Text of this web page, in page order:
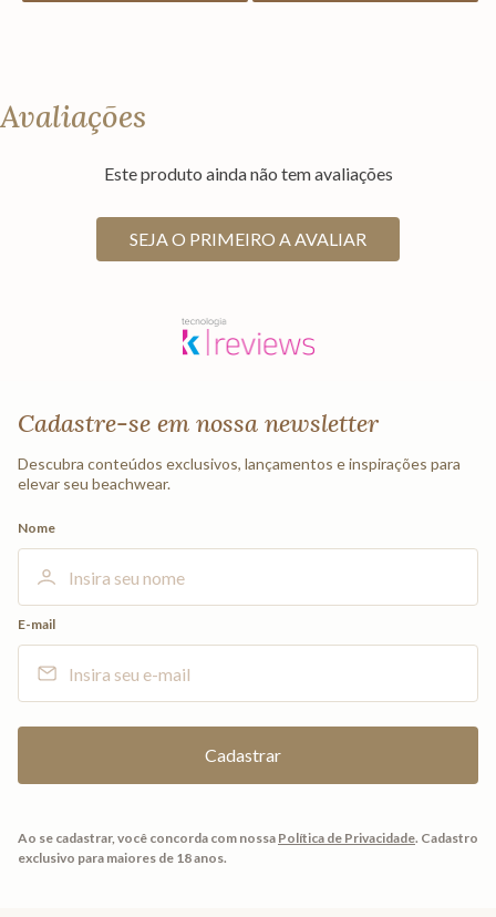
Avaliações
Este produto ainda não tem avaliações
SEJA O PRIMEIRO A AVALIAR
Cadastre-se em nossa newsletter
Descubra conteúdos exclusivos, lançamentos e inspirações para
elevar seu beachwear.
Nome
E-mail
Ao se cadastrar, você concorda com nossa Política de Privacidade. Cadastro
exclusivo para maiores de 18 anos.